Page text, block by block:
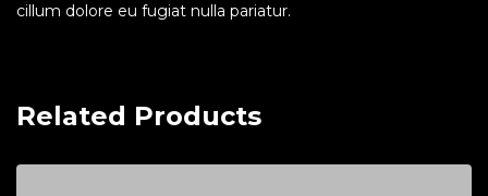
cillum dolore eu fugiat nulla pariatur.
Related Products